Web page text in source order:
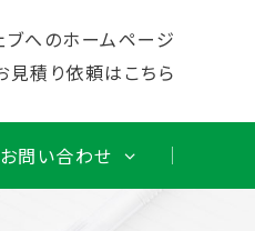
お問い合わせ